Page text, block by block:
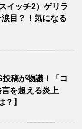
イッチ2）ゲリラ
目？！気になる
稿が物議！「コ
を超える炎上
】